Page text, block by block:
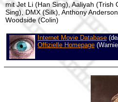
mit Jet Li (Han Sing), Aaliyah (Trish
Sing), DMX (Silk), Anthony
Woodside (Colin)
Internet Movie Database
Offizielle Homepage